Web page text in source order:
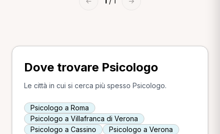
Dove trovare Psicologo
Le città in cui si cerca più spesso Psicologo.
Psicologo a Roma
Psicologo a Villafranca di Verona
Psicologo a Cassino
Psicologo a Verona